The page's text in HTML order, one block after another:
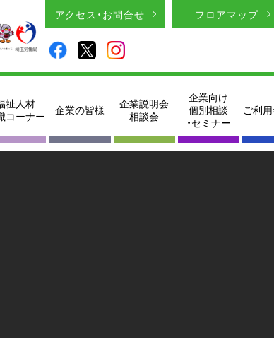
アクセス・お問合せ フロアマップ
祉人材
コーナー
企業の皆様
企業説明会
相談会
企業向け
個別相談
・セミナー
ご利